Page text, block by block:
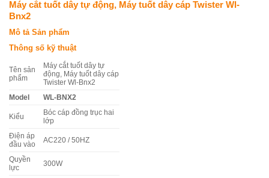
Máy cắt tuốt dây tự động, Máy tuốt dây cáp Twister Wl-
Bnx2
Mô tả Sản phẩm
Thông số kỹ thuật
Tên sản
phẩm
Máy cắt tuốt dây tự
động, Máy tuốt dây cáp
Twister Wl-Bnx2
Model WL-BNX2
Kiểu
Bóc cáp đồng trục hai
lớp
Điện áp
đầu vào
AC220 / 50HZ
Quyền
lực
300W